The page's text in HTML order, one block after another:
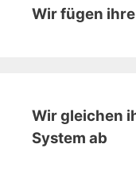
Wir fügen
Wir gleichen
System ab